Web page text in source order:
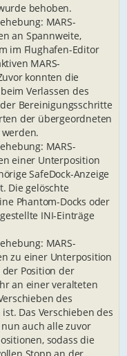
behoben.
MARS-
an Spannweite,
im Flughafen-Editor
MARS-
konnten die
Verlassen des
Bereinigungsschritte
der übergeordneten
MARS-
einer Unterposition
SafeDock-Anzeige
Die gelöschte
Phantom-Docks oder
INI-Einträge
MARS-
zu einer Unterposition
Position der
an einer veralteten
des
Das Verschieben des
auch alle zuvor
sodass die